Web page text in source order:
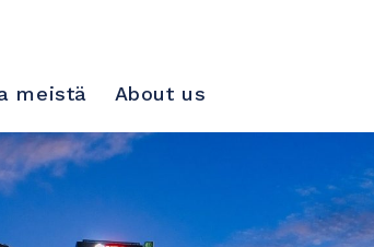
meistä About us